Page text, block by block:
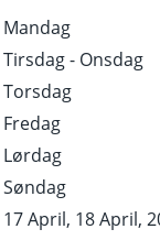
Mandag
Tirsdag - Onsdag
Torsdag
Fredag
Lørdag
Søndag
17 April, 18 April,